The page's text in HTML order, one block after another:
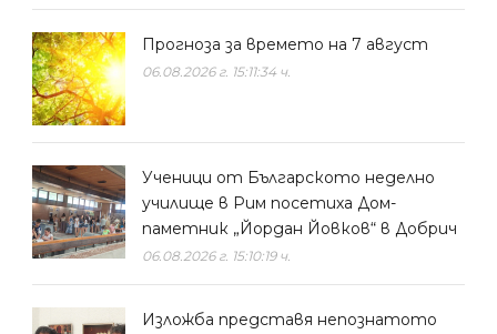
Прогноза за времето на 7 август
06.08.2026 г. 15:11:34 ч.
Ученици от Българското неделно
училище в Рим посетиха Дом-
паметник „Йордан Йовков“ в Добрич
06.08.2026 г. 15:10:19 ч.
Изложба представя непознатото